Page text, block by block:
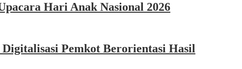
Hari Anak Nasional 2026
Pemkot Berorientasi Hasil